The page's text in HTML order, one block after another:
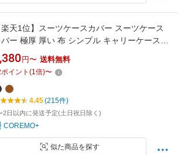
楽天1位】スーツケースカバー スーツケース
バー 極厚 厚い 布 シンプル キャリーケース
ャリーバッグ キズ よごれ きず 汚れ 防止 保
伸縮 トランク 無地 S M L XL 旅行 出張 送料
保管 ほこりよけ ホコリ除け
円〜 送料無料
ポイント (1倍)〜
4.45(215件)
2日以内に発送予定(土日祝日除く)
COREMO+
似た商品を探す